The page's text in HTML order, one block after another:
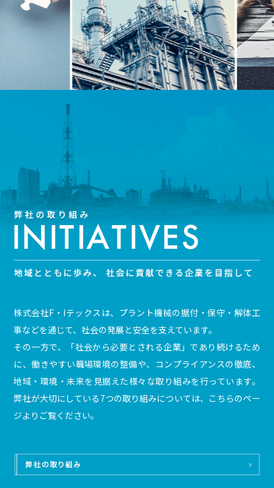
株式会社F・Iテックスは、プラント機械の据付・保守・解体工
事などを通じて、社会の発展と安全を支えています。
その一方で、「社会から必要とされる企業」であり続けるため
に、働きやすい職場環境の整備や、コンプライアンスの徹底、
地域・環境・未来を見据えた様々な取り組みを行っています。
弊社が大切にしている7つの取り組みについては、こちらのペー
ジよりご覧ください。